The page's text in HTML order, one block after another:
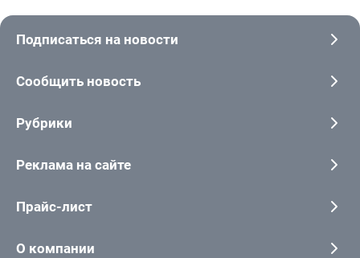
Подписаться на новости
Сообщить новость
Рубрики
Реклама на сайте
Прайс-лист
О компании